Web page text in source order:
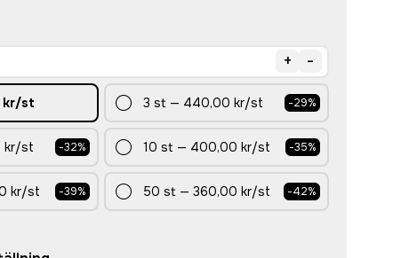
+ -
/st 3 st — 440,00 kr/st -29%
kr/st -32% 10 st — 400,00 kr/st -35%
kr/st -39% 50 st —360,00 kr/st -42%